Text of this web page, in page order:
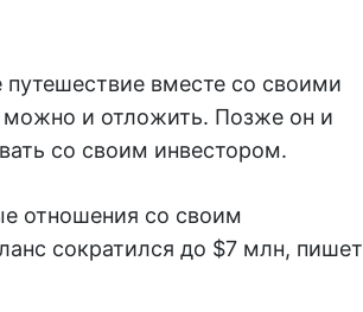
путешествие вместе со своими
можно и отложить. Позже он и
со своим инвестором.
отношения со своим
сократился до $7 млн, пишет